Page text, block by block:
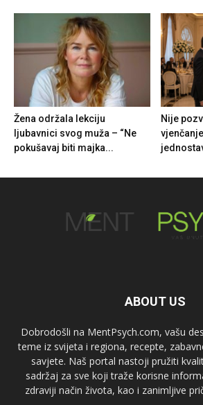
Žena održala lekciju
ljubavnici svog muža – “Ne
pokušavaj biti majka...
Nije
ABOUT US
Dobrodošli na MentPsych.com, vašu
teme iz svijeta i regiona, recepte,
savjete. Naš portal nastoji pružiti
sadržaj za sve koji traže korisne
zdraviji način života, kao i zanimljive